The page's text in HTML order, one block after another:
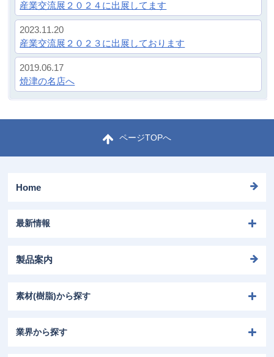
ページTOPへ
Home
最新情報
製品案内
素材(樹脂)から探す
業界から探す